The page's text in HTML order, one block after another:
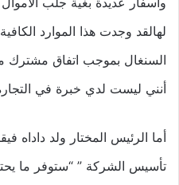
لهالقد وجدت هذا الموارد
السنغال بموجب اتفاق مشترك
أنني ليست لدي خبرة في
أما الرئيس المختار ولد داداه
تأسيس الشركة ” “ستوفر ما